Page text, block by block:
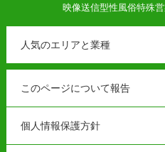
映像送信型性風俗特殊
人気のエリアと業種
このページについて報告
個人情報保護方針